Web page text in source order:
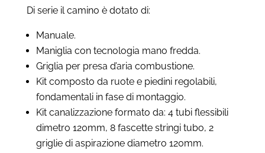
Di serie il camino è dotato di:
Manuale.
Maniglia con tecnologia mano fredda.
Griglia per presa d’aria combustione.
Kit composto da ruote e piedini regolabili,
fondamentali in fase di montaggio.
Kit canalizzazione formato da: 4 tubi flessibili
dimetro 120mm, 8 fascette stringi tubo, 2
griglie di aspirazione diametro 120mm.